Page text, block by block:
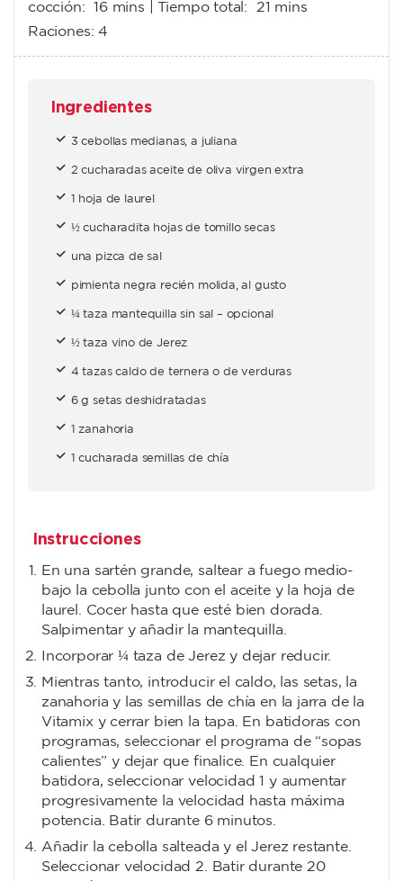
cocción:16 mins | Tiempo total: 21 mins
Raciones:4
Ingredientes
3 cebollas medianas, a juliana
2 cucharadas aceite de oliva virgen extra
1 hoja de laurel
½ cucharadita hojas de tomillo secas
una pizca de sal
pimienta negra recién molida, al gusto
¼ taza mantequilla sin sal – opcional
½ taza vino de Jerez
4 tazas caldo de ternera o de verduras
6 g setas deshidratadas
1 zanahoria
1 cucharada semillas de chía
Instrucciones
En una sartén grande, saltear a fuego medio-
bajo la cebolla junto con el aceite y la hoja de
laurel. Cocer hasta que esté bien dorada.
Salpimentar y añadir la mantequilla.
Incorporar ¼ taza de Jerez y dejar reducir.
Mientras tanto, introducir el caldo, las setas, la
zanahoria y las semillas de chía en la jarra de la
Vitamix y cerrar bien la tapa. En batidoras con
programas, seleccionar el programa de “sopas
calientes” y dejar que finalice. En cualquier
batidora, seleccionar velocidad 1 y aumentar
progresivamente la velocidad hasta máxima
potencia. Batir durante 6 minutos.
Añadir la cebolla salteada y el Jerez restante.
Seleccionar velocidad 2. Batir durante 20